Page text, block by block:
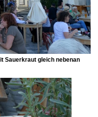
Sauerkraut gleich nebenan